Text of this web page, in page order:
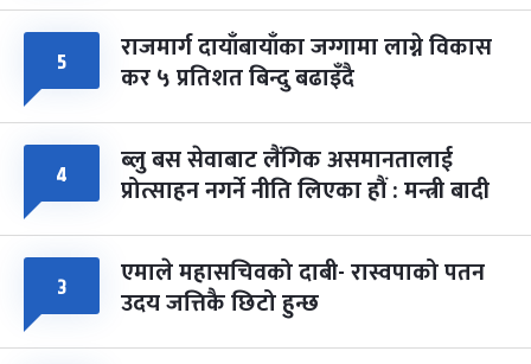
५ राजमार्ग दायाँबायाँका जग्गामा लाग्ने विकास
कर ५ प्रतिशत बिन्दु बढाइँदै
४ ब्लु बस सेवाबाट लैंगिक असमानतालाई
प्रोत्साहन नगर्ने नीति लिएका हौं : मन्त्री बादी
३ एमाले महासचिवको दाबी- रास्वपाको पतन
उदय जत्तिकै छिटो हुन्छ